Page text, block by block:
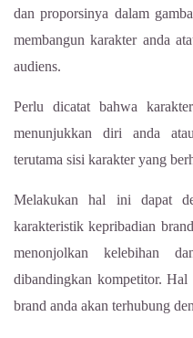
dan proporsinya dalam
membangun karakter anda
audiens.
Perlu dicatat bahwa
menunjukkan diri anda
terutama sisi karakter yang
Melakukan hal ini dapat
karakteristik kepribadian
menonjolkan kelebihan
dibandingkan kompetitor.
brand anda akan terhubung